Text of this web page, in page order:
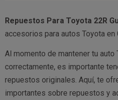
Repuestos Para Toyota 22R
accesorios para autos Toyota en
Al momento de mantener tu auto
correctamente, es importante
repuestos originales. Aquí, te
importantes sobre repuestos y